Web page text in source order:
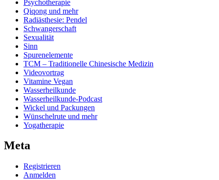
Psychotherapie
Qiqong und mehr
Radiästhesie: Pendel
Schwangerschaft
Sexualität
Sinn
Spurenelemente
TCM – Traditionelle Chinesische Medizin
Videovortrag
Vitamine Vegan
Wasserheilkunde
Wasserheilkunde-Podcast
Wickel und Packungen
Wünschelrute und mehr
Yogatherapie
Meta
Registrieren
Anmelden